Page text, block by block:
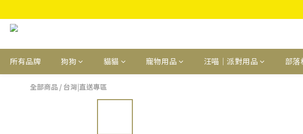
所有品牌 狗狗 貓貓 寵物用品 汪喵｜派對用品 部落
全部商品 / 台灣|直送專區